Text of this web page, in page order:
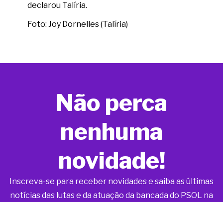
declarou Talíria.
Foto: Joy Dornelles (Talíria)
Não perca
nenhuma
novidade!
Inscreva-se para receber novidades e saiba as últimas
notícias das lutas e da atuação da bancada do PSOL na